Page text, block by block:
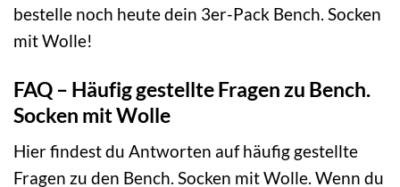
bestelle noch heute dein 3er-Pack Bench. Socken
mit Wolle!
FAQ – Häufig gestellte Fragen zu Bench.
Socken mit Wolle
Hier findest du Antworten auf häufig gestellte
Fragen zu den Bench. Socken mit Wolle. Wenn du